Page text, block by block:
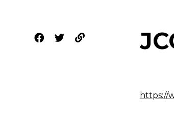
https://